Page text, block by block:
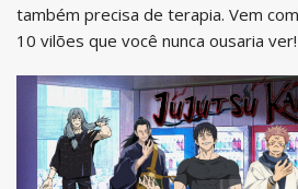
também precisa de terapia. Vem
10 vilões que você nunca ousaria ver!